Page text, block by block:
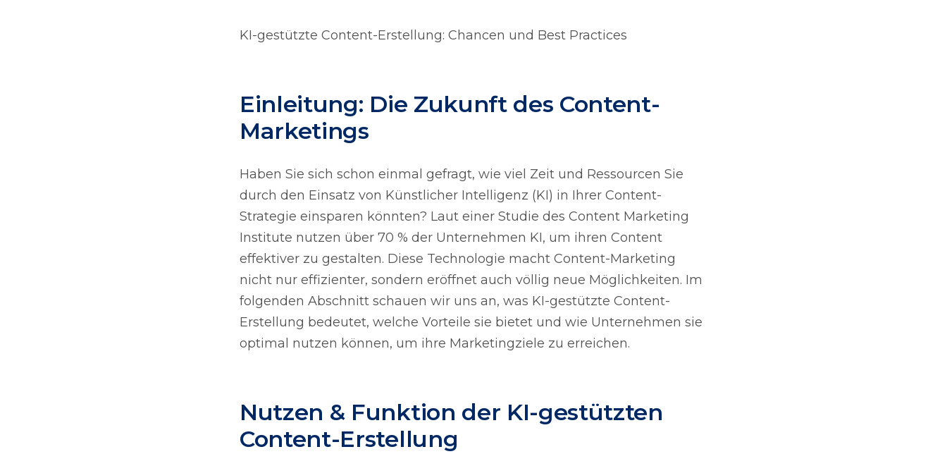
KI-gestützte Content-Erstellung: Chancen und Best Practices
Einleitung: Die Zukunft des Content-
Marketings
Haben Sie sich schon einmal gefragt, wie viel Zeit und Ressourcen Sie
durch den Einsatz von Künstlicher Intelligenz (KI) in Ihrer Content-
Strategie einsparen könnten? Laut einer Studie des Content Marketing
Institute nutzen über 70 % der Unternehmen KI, um ihren Content
effektiver zu gestalten. Diese Technologie macht Content-Marketing
nicht nur effizienter, sondern eröffnet auch völlig neue Möglichkeiten. Im
folgenden Abschnitt schauen wir uns an, was KI-gestützte Content-
Erstellung bedeutet, welche Vorteile sie bietet und wie Unternehmen sie
optimal nutzen können, um ihre Marketingziele zu erreichen.
Nutzen & Funktion der KI-gestützten
Content-Erstellung